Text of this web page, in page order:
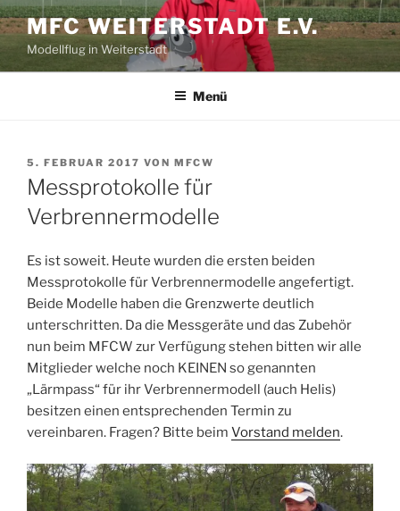
Zum
Inhalt
springen
MFC WEITERSTADT E.V.
Modellflug in Weiterstadt
Menü
VERÖFFENTLICHT
AM
5. FEBRUAR 2017 VON MFCW
Messprotokolle für
Verbrennermodelle
Es ist soweit. Heute wurden die ersten beiden
Messprotokolle für Verbrennermodelle angefertigt.
Beide Modelle haben die Grenzwerte deutlich
unterschritten. Da die Messgeräte und das Zubehör
nun beim MFCW zur Verfügung stehen bitten wir alle
Mitglieder welche noch KEINEN so genannten
„Lärmpass“ für ihr Verbrennermodell (auch Helis)
besitzen einen entsprechenden Termin zu
vereinbaren. Fragen? Bitte beim Vorstand melden.